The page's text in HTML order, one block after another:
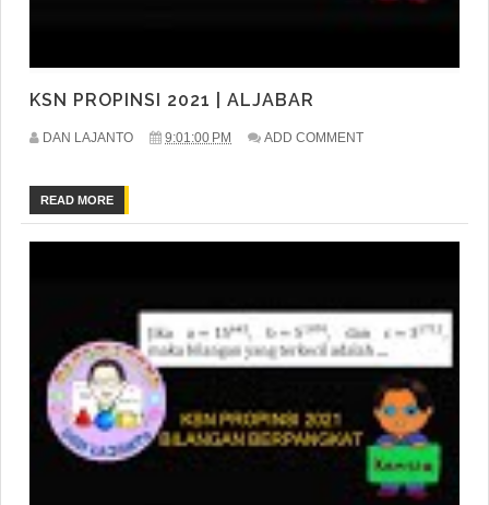
KSN PROPINSI 2021 | ALJABAR
DAN LAJANTO 9:01:00 PM ADD COMMENT
READ MORE